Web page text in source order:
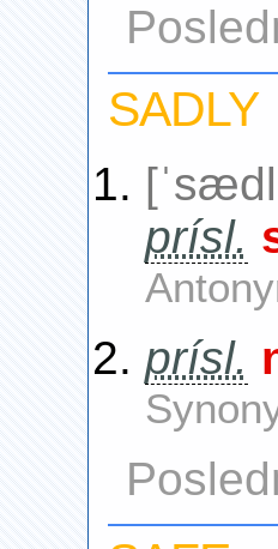
SADLY
prísl.
prísl.